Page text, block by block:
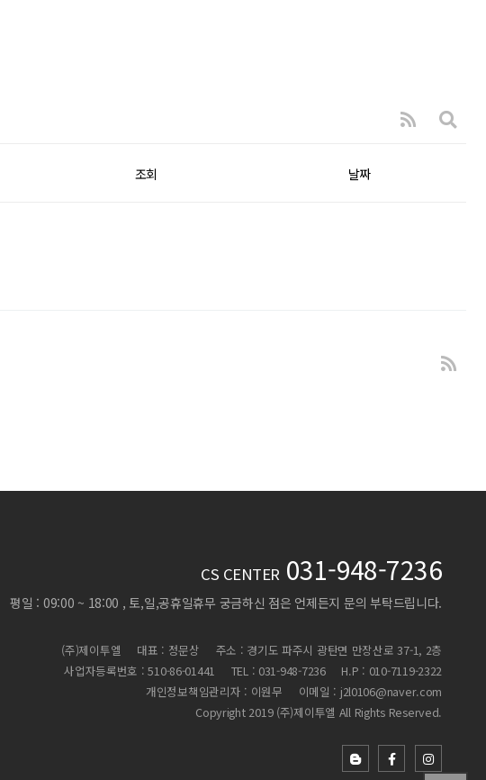
조회 날짜
CS CENTER 031-948-7236
평일 : 09:00 ~ 18:00 , 토,일,공휴일휴무 궁금하신 점은 언제든지 문의 부탁드립니다.
(주)제이투엘 대표 : 정문상
주소 : 경기도 파주시 광탄면 만장산로 37-1, 2층
사업자등록번호 : 510-86-01441
TEL : 031-948-7236
H.P : 010-7119-2322
개인정보책임관리자 : 이원무
이메일 : j2l0106@naver.com
Copyright 2019 (주)제이투엘 All Rights Reserved.